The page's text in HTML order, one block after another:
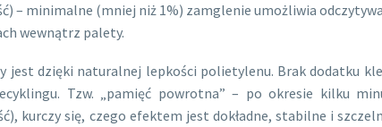
– minimalne (mniej niż 1%) zamglenie umożliwia
wewnątrz palety.
jest dzięki naturalnej lepkości polietylenu. Brak dodatku
Tzw. „pamięć powrotna” – po okresie kilku
kurczy się, czego efektem jest dokładne, stabilne i